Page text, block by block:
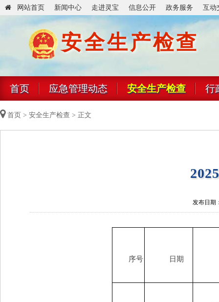
网站首页 新闻中心 走进灵宝 信息公开 政务服务 互动
安全生产检查
首页 应急管理动态 安全生产检查 行
首页 > 安全生产检查 > 正文
发布日期
序号 日期